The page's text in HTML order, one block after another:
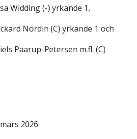
Widding (-) yrkande 1,
Nordin (C) yrkande 1 och
Paarup-Petersen m.fl. (C)
2026